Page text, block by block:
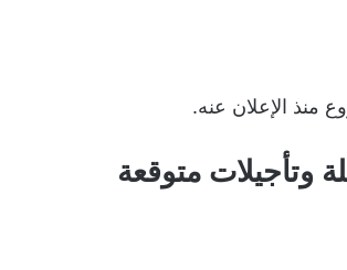
منذ الإعلان عنه.